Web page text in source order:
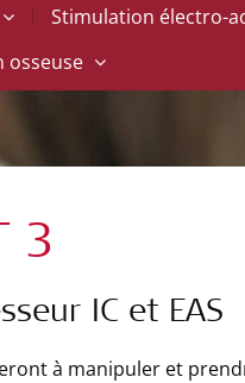
| Stimulation électro-
osseuse
3
IC et EAS
à manipuler et